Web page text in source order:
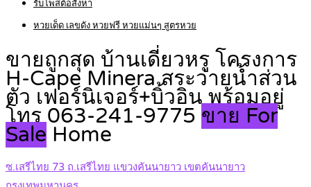
รับโพสต์อสังหา
หวยเด็ด เลขดัง หวยฟรี หวยแม่นๆ สูตรหวย
ขายถูกสุด บ้านเดี่ยวหรู โครงการ
H-Cape Minera สระว่ายน้ำส่วน
ตัว เฟอร์นิเจอร์+บิ้วอิน พร้อมอยู่
โทร 063-241-9775 ขาย For
Sale Home
ซ.เสรีไทย 73 ถ.เสรีไทย แขวงคันนายาว เขตคันนายาว